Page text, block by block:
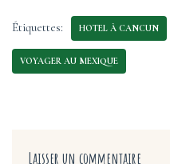
Étiquettes: HOTEL À CANCUN
VOYAGER AU MEXIQUE
Laisser un commentaire